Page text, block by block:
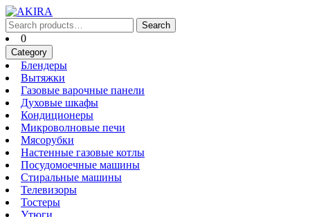
Skip
to
content
Skip
to
content
Search
for:
Search
Cart0
Category
БлендерыБлендеры
Вытяжки
Газовые варочные панели
Духовые шкафыДуховые
КондиционерыКондиционеры
Микроволновые печи
Мясорубки
Настенные газовые котлыНастенные
Посудомоечные машиныПосудомоечные
Стиральные машиныСтиральные
ТелевизорыТелевизоры
ТостерыТостеры
Утюги